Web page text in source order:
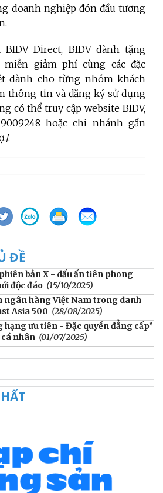
doanh nghiệp đón đầu tương
Direct, BIDV dành tặng
giảm phí cùng các đặc
dành cho từng nhóm khách
thông tin và đăng ký sử dụng
có thể truy cập website BIDV,
hoặc chi nhánh gần
.
ĐỀ
bản X - dấu ấn tiên phong
độc đáo (15/10/2025)
ngân hàng Việt Nam trong danh
Asia 500 (28/08/2025)
ưu tiên - Đặc quyền đẳng cấp”
nhân (01/07/2025)